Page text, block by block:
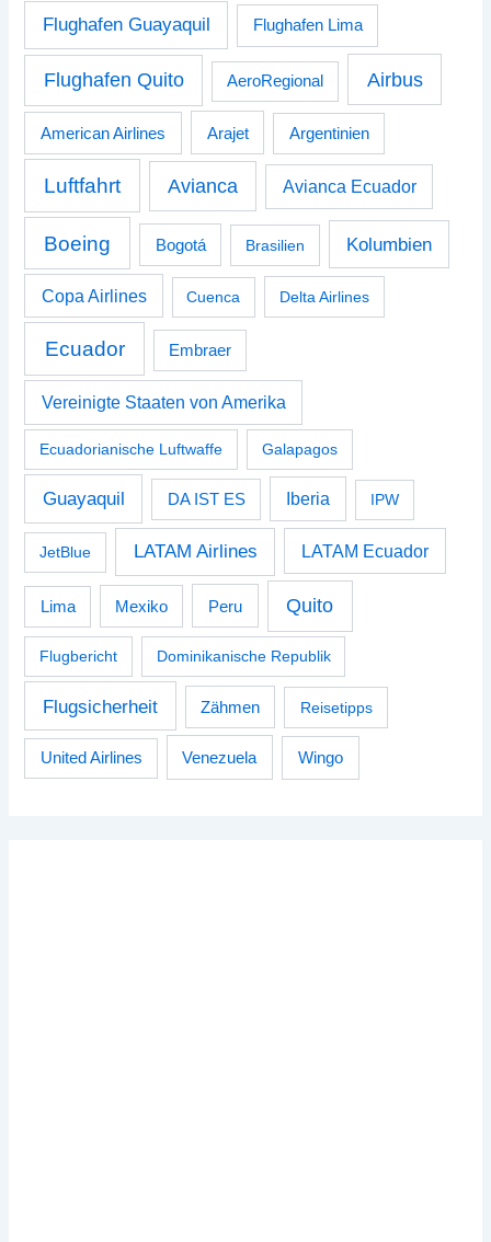
Flughafen Guayaquil Flughafen Lima
Flughafen Quito AeroRegional Airbus
American Airlines Arajet Argentinien
Luftfahrt Avianca Avianca Ecuador
Boeing Bogotá Brasilien Kolumbien
Copa Airlines Cuenca Delta Airlines
Ecuador Embraer
Vereinigte Staaten von Amerika
Ecuadorianische Luftwaffe Galapagos
Guayaquil DA IST ES Iberia IPW
JetBlue LATAM Airlines LATAM Ecuador
Lima Mexiko Peru Quito
Flugbericht Dominikanische Republik
Flugsicherheit Zähmen Reisetipps
United Airlines Venezuela Wingo